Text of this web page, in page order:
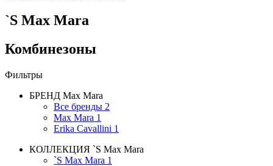
`S Max Mara
Комбинезоны
Фильтры
БРЕНД Max Mara
Все бренды 2
Max Mara 1
Erika Cavallini 1
КОЛЛЕКЦИЯ `S Max Mara
`S Max Mara 1